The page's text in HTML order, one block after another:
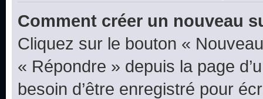
Comment créer un nouveau
Cliquez sur le bouton «
« Répondre » depuis la page
besoin d’être enregistré pour